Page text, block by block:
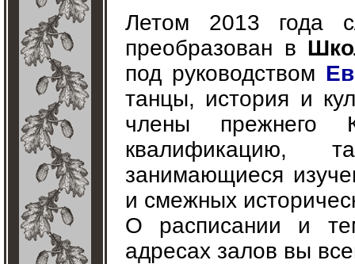
Летом 2013 года
преобразован в
под руководством
танцы, история и
члены прежнего
квалификацию,
занимающиеся
и смежных
О расписании и
адресах залов вы